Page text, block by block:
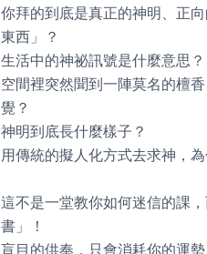
你拜的到底是真正的神明、正
東西」？
生活中的神祕訊號是什麼意思？
空間裡突然聞到一陣莫名的檀
覺？
神明到底長什麼樣子？
用傳統的擬人化方式去求神，
這不是一堂教你如何迷信的課
書」！
盲目的供奉，只會消耗你的運勢